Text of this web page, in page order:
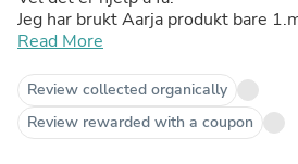
Jeg har brukt Aarja produkt bare
at 1.stk før leggetid har snudd opp
👍 Bruker flere av Aarja H produkt
fornøyd . Takk til dere i Alta. Og
kunnskap og viten. 🌺
Read More
Review collected organically
Review rewarded with a coupon